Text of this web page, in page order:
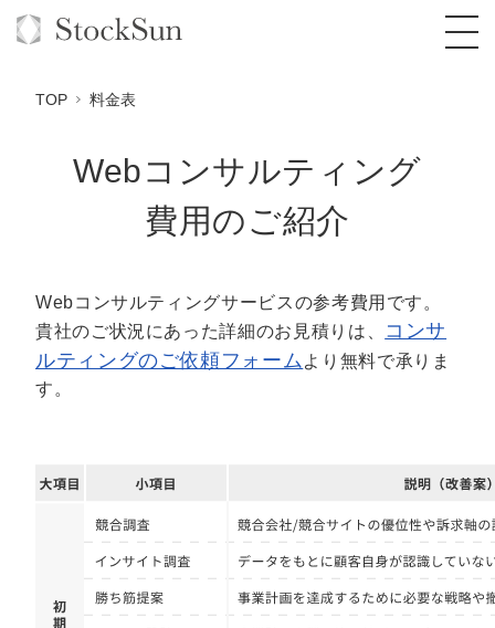
コンサルタント一覧
品質ガイドライン
社内コンペ
定額制Webマーケティング代行『マキトルく
ん』
定額制営業代行『カリトルくん』
営業改善特化の動画制作『動画でカリトルく
定額LINE運用代行『LINEマキトルくん』
オリジナルサービス
格安でAI導入支援『あいのりAI』
拡散付1日密着動画制作『まるごと社長』
実績
お役立ち資料
オンラインサロン
StockSun道場
道場TOP
YouTubeディレクター
年収エージェント
会社概要・役員紹介
ミッション・ビジョン・バリュー
TOP 料金表
Webコンサルティング
費用のご紹介
Webコンサルティングサービスの参考費用です。
貴社のご状況にあった詳細のお見積りは、
コンサ
ルティングのご依頼フォームより無料で承りま
す。